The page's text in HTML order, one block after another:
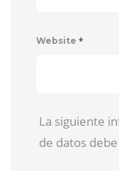
Website *
La siguiente
de datos